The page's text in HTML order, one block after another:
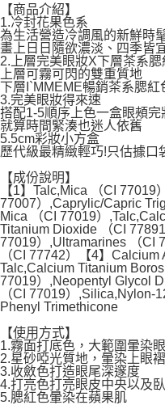
【商品介紹】
1.冷封花果色系
為生活營造冷調風的新鮮時
畫上日日隨欲濃淡、四季皆
2.上層完美眼妝X下層茶系腮
上層可霧可閃的雙重質地
下層I`MMEME暢銷茶系腮紅
3.完美眼妝得來速
搭配1-5順序上色一盒眼頰完
就算時間緊湊也迷人依舊
5.5cm彩妝小方盒
歷代級最精緻輕巧!只估據口
【成份說明】
【1】Talc,Mica （CI 77019
77007）,Caprylic/Capric
Mica （CI 77019）
Titanium Dioxide （CI
77019）,Ultramarines （CI
（CI 77742）【4】
Talc,Calcium Titanium
77019）,Neopentyl Glycol
（CI 77019）,Silica,Nylon-
Phenyl Trimethicone
【使用方式】
1.霧面打底色，大範圍暈染
2.星砂啞光質地，暈染上眼
3.收斂色打造眼尾深邃度
4.打亮色打亮眼皮中央以及
5.腮紅色暈染在蘋果肌